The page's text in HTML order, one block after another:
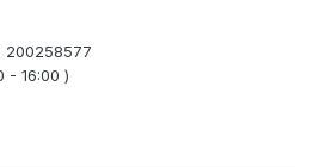
200258577
- 16:00 )